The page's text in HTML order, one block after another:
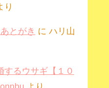
り
とがき に ハリ山
するウサギ【１０